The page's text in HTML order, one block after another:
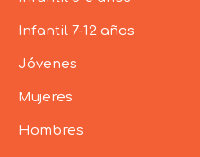
Infantil 7-12 años
Jóvenes
Mujeres
Hombres